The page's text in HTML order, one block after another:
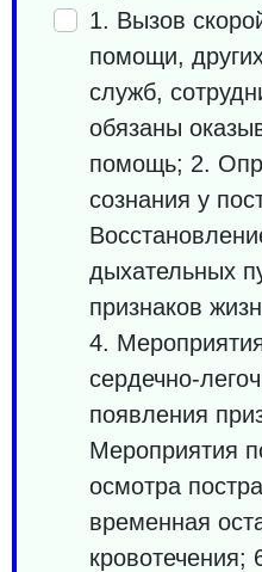
1. Вызов
помощи,
служб,
обязаны
помощь; 2.
сознания у
дыхательных
признаков
4.
сердечно-
появления
Мероприятия
осмотра
временная
кровотечения;